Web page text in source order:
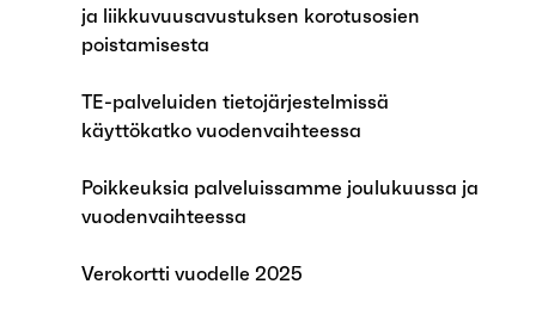
ja liikkuvuusavustuksen korotusosien
poistamisesta
TE-palveluiden tietojärjestelmissä
käyttökatko vuodenvaihteessa
Poikkeuksia palveluissamme joulukuussa ja
vuodenvaihteessa
Verokortti vuodelle 2025